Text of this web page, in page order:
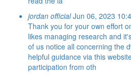
jordan official Jun 06, 2023
Thank you for your own effort
likes managing research and
of us notice all concerning the
helpful guidance via this
participation from oth